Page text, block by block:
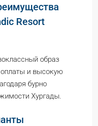
Resort
образ
и высокую
бурно
Хургады.